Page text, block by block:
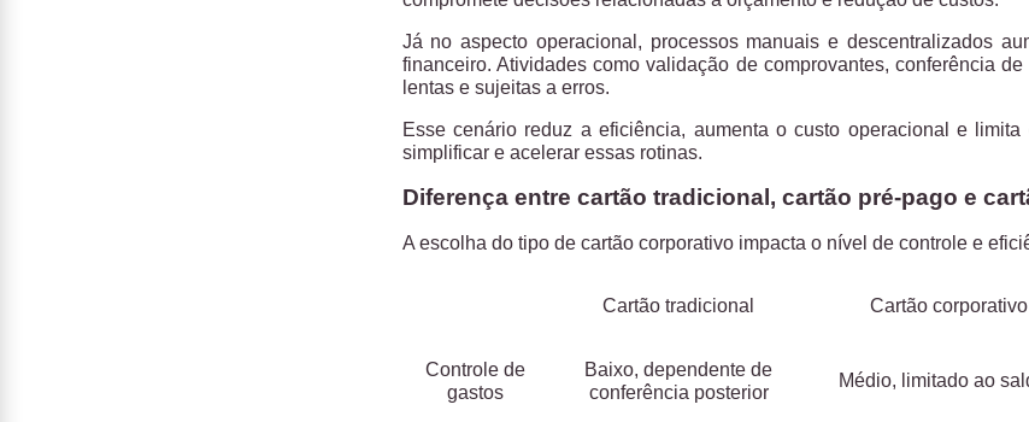
Já no aspecto operacional, processos manuais e descentralizados
financeiro. Atividades como validação de comprovantes, conferência
lentas e sujeitas a erros.
Esse cenário reduz a eficiência, aumenta o custo operacional e
simplificar e acelerar essas rotinas.
Diferença entre cartão tradicional, cartão pré-pago e
A escolha do tipo de cartão corporativo impacta o nível de controle e
Cartão tradicional Cartão
Controle de
gastos
Baixo, dependente de
conferência posterior
Médio, limitado ao